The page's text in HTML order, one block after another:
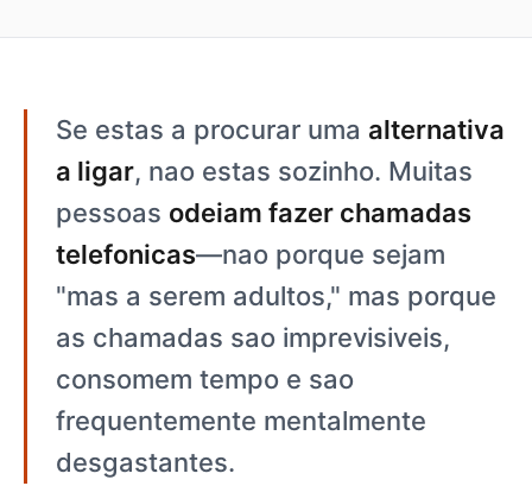
Se estas a procurar uma alternativa
a ligar, nao estas sozinho. Muitas
pessoas odeiam fazer chamadas
telefonicas—nao porque sejam
"mas a serem adultos," mas porque
as chamadas sao imprevisiveis,
consomem tempo e sao
frequentemente mentalmente
desgastantes.